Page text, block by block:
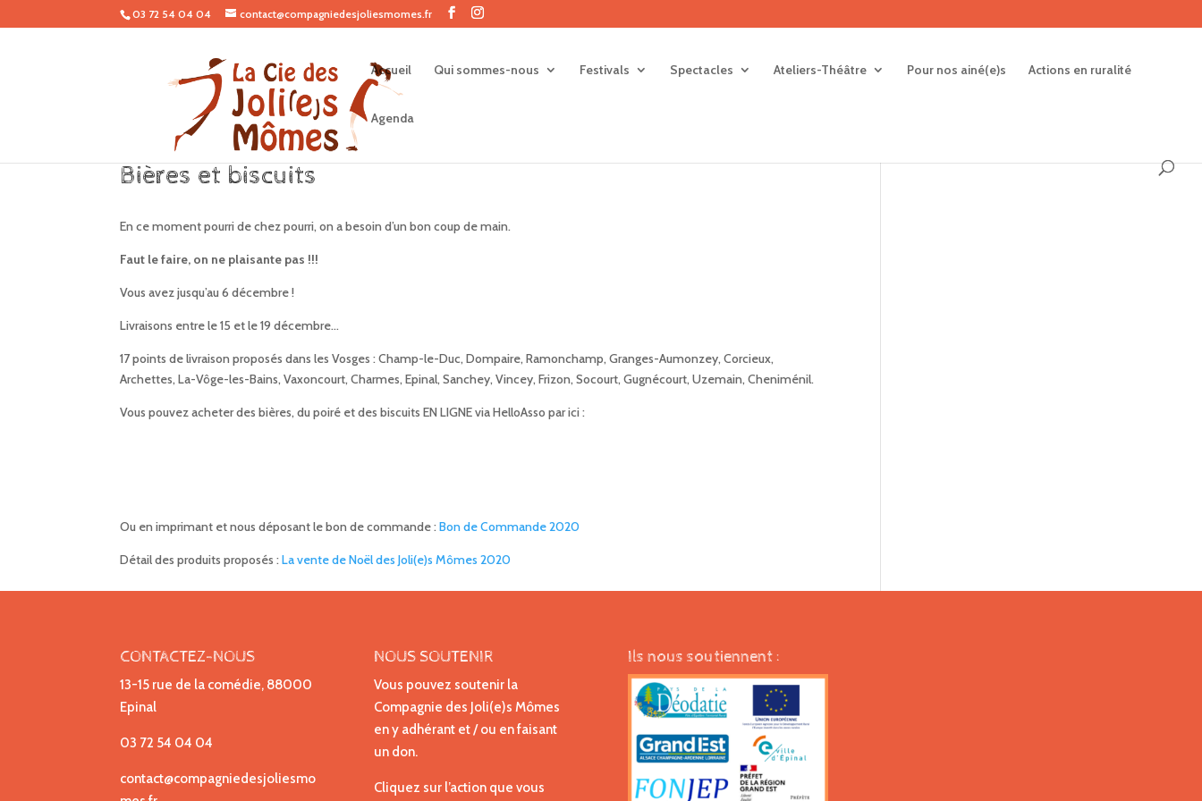
03 72 54 04 04 contact@compagniedesjoliesmomes.fr
Accueil Qui sommes-nous Festivals Spectacles Ateliers-Théâtre Pour nos ainé(e)s Actions en ruralité
Agenda
Bières et biscuits
En ce moment pourri de chez pourri, on a besoin d’un bon coup de main.
Faut le faire, on ne plaisante pas !!!
Vous avez jusqu’au 6 décembre !
Livraisons entre le 15 et le 19 décembre…
17 points de livraison proposés dans les Vosges : Champ-le-Duc, Dompaire, Ramonchamp, Granges-Aumonzey, Corcieux,
Archettes, La-Vôge-les-Bains, Vaxoncourt, Charmes, Epinal, Sanchey, Vincey, Frizon, Socourt, Gugnécourt, Uzemain, Cheniménil.
Vous pouvez acheter des bières, du poiré et des biscuits EN LIGNE via HelloAsso par ici :
Ou en imprimant et nous déposant le bon de commande :Bon de Commande 2020
Détail des produits proposés :La vente de Noël des Joli(e)s Mômes 2020
CONTACTEZ-NOUS
13-15 rue de la comédie, 88000
Epinal
03 72 54 04 04
contact@compagniedesjoliesmo
NOUS SOUTENIR
Vous pouvez soutenir la
Compagnie des Joli(e)s Mômes
en y adhérant et / ou en faisant
un don.
Cliquez sur l’action que vous
Ils nous soutiennent :